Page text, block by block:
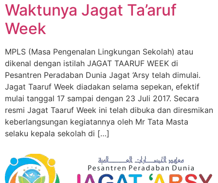
Waktunya Jagat Ta’aruf
Week
MPLS (Masa Pengenalan Lingkungan Sekolah) atau
dikenal dengan istilah JAGAT TAARUF WEEK di
Pesantren Peradaban Dunia Jagat ‘Arsy telah dimulai.
Jagat Taaruf Week diadakan selama sepekan, efektif
mulai tanggal 17 sampai dengan 23 Juli 2017. Secara
resmi Jagat Taaruf Week ini telah dibuka dan diresmikan
keberlangsungan kegiatannya oleh Mr Tata Masta
selaku kepala sekolah di […]